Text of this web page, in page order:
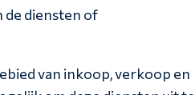
de diensten of
van inkoop, verkoop en